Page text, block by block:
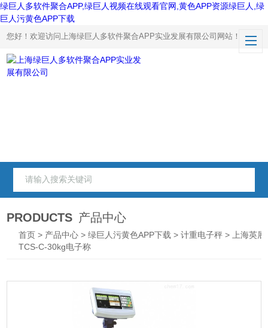
绿巨人多软件聚合APP,绿巨人视频在线观看官网,黄色APP资源绿巨人,绿
巨人污黄色APP下载
您好！欢迎访问上海绿巨人多软件聚合APP实业发展有限公司网站！
PRODUCTS 产品中心
首页 > 产品中心 >绿巨人污黄色APP下载 >计重电子秤 > 上海英展
TCS-C-30kg电子称